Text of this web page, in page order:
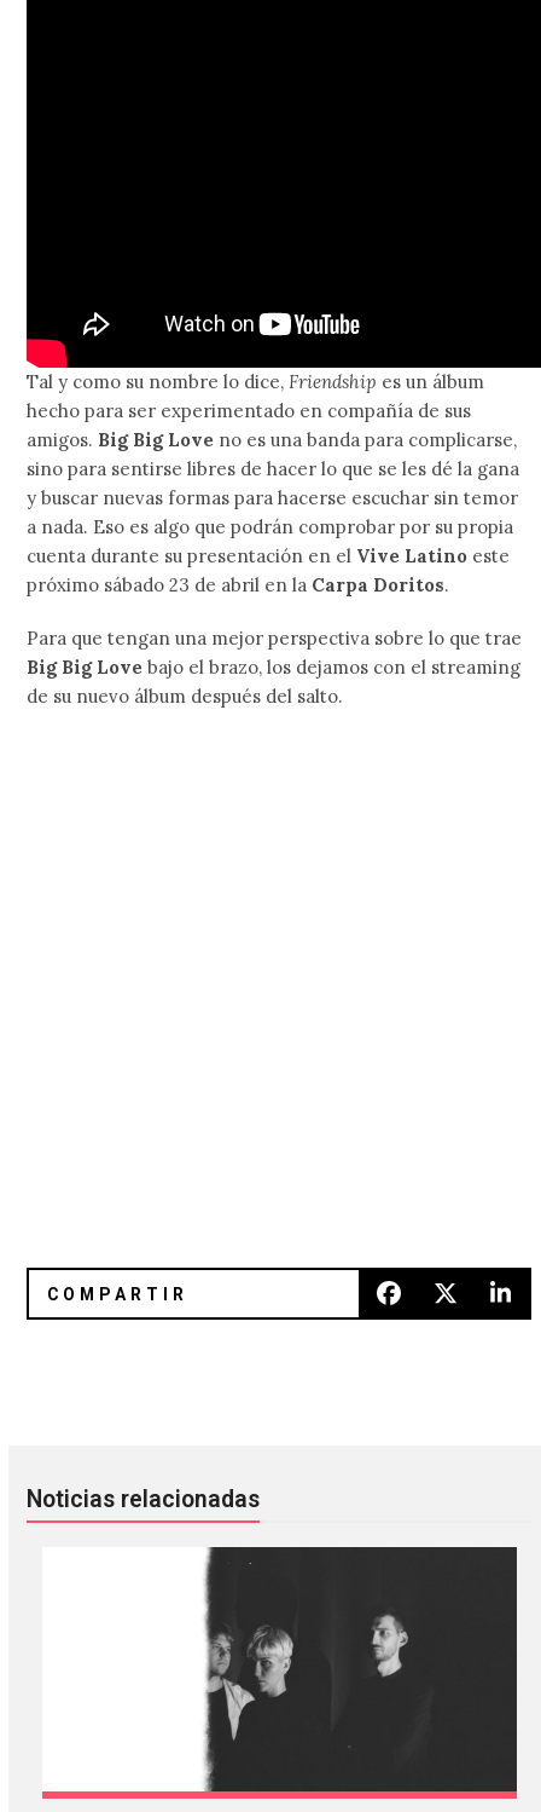
Tal y como su nombre lo dice,Friendship es un álbum
hecho para ser experimentado en compañía de sus
amigos. Big Big Love no es una banda para complicarse,
sino para sentirse libres de hacer lo que se les dé la gana
y buscar nuevas formas para hacerse escuchar sin temor
a nada. Eso es algo que podrán comprobar por su propia
cuenta durante su presentación en el Vive Latino este
próximo sábado 23 de abril en la Carpa Doritos.
Para que tengan una mejor perspectiva sobre lo que trae
Big Big Love bajo el brazo, los dejamos con el streaming
de su nuevo álbum después del salto.
Noticias relacionadas